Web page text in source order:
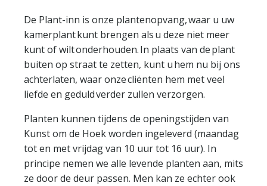
De Plant-inn is onze plantenopvang, waar u uw
kamerplant kunt brengen als u deze niet meer
kunt of wilt onderhouden. In plaats van de plant
buiten op straat te zetten, kunt u hem nu bij ons
achterlaten, waar onze cliënten hem met veel
liefde en geduld verder zullen verzorgen.
Planten kunnen tijdens de openingstijden van
Kunst om de Hoek worden ingeleverd (maandag
tot en met vrijdag van 10 uur tot 16 uur). In
principe nemen we alle levende planten aan, mits
ze door de deur passen. Men kan ze echter ook